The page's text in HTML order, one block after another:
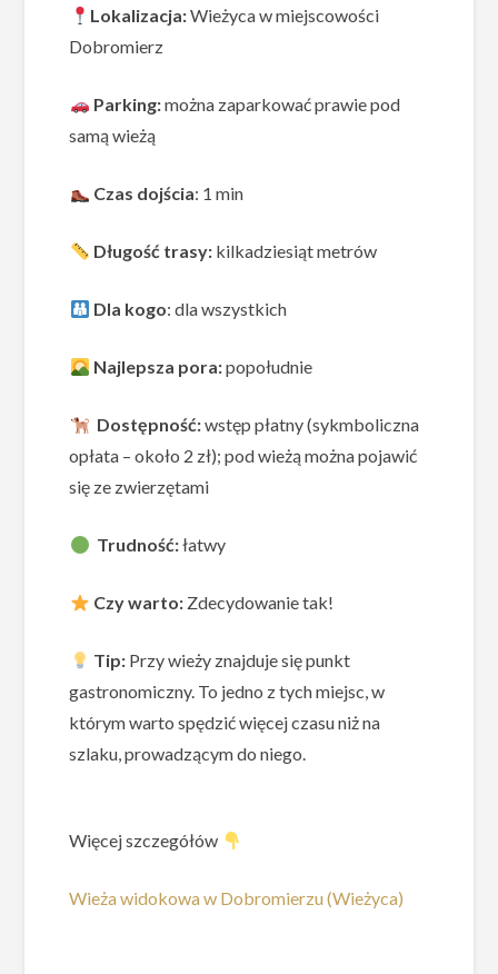
Lokalizacja:Wieżyca w miejscowości
Dobromierz
Parking:można zaparkować prawie pod
samą wieżą
Czas dojścia: 1 min
Długość trasy:kilkadziesiąt metrów
Dla kogo: dla wszystkich
Najlepsza pora:popołudnie
Dostępność:wstęp płatny (sykmboliczna
opłata – około 2 zł); pod wieżą można pojawić
się ze zwierzętami
Trudność:łatwy
Czy warto:Zdecydowanie tak!
Tip:Przy wieży znajduje się punkt
gastronomiczny. To jedno z tych miejsc, w
którym warto spędzić więcej czasu niż na
szlaku, prowadzącym do niego.
Więcej szczegółów
Wieża widokowa w Dobromierzu (Wieżyca)